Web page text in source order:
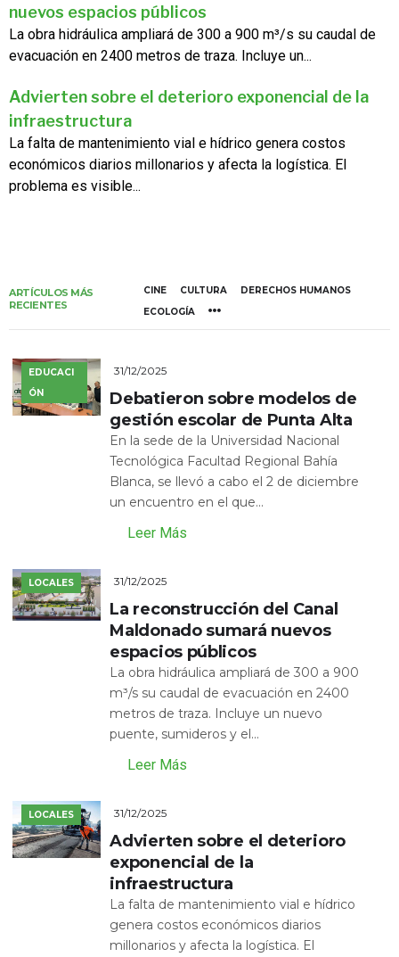
nuevos espacios públicos
La obra hidráulica ampliará de 300 a 900 m³/s su caudal de
evacuación en 2400 metros de traza. Incluye un...
Advierten sobre el deterioro exponencial de la
infraestructura
La falta de mantenimiento vial e hídrico genera costos
económicos diarios millonarios y afecta la logística. El
problema es visible...
ARTÍCULOS MÁS
RECIENTES
CINE CULTURA
DERECHOS HUMANOS
ECOLOGÍA
EDUCACI
ÓN
31/12/2025
Debatieron sobre modelos de
gestión escolar de Punta Alta
En la sede de la Universidad Nacional
Tecnológica Facultad Regional Bahía
Blanca, se llevó a cabo el 2 de diciembre
un encuentro en el que...
Leer Más
LOCALES 31/12/2025
La reconstrucción del Canal
Maldonado sumará nuevos
espacios públicos
La obra hidráulica ampliará de 300 a 900
m³/s su caudal de evacuación en 2400
metros de traza. Incluye un nuevo
puente, sumideros y el...
Leer Más
LOCALES 31/12/2025
Advierten sobre el deterioro
exponencial de la
infraestructura
La falta de mantenimiento vial e hídrico
genera costos económicos diarios
millonarios y afecta la logística. El